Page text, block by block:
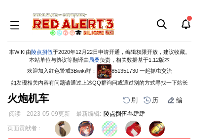
本WIKI由陵点捌伍于2020年12月22日申请开通，编辑权限开放，建议收藏。
本站单位与协议等翻译由 局桑负责，相关数据基于1.12版本
欢迎加入红色警戒3Bwiki群：
851351730 一起抓虫交流
如发现相关内容有问题请通过上述QQ群询问或通过别的方式寻找一下站长
火炮机车 刷 历 编
阅读 2023-05-09更新 最新编辑: 陵点捌伍叁肆肆
跳
跳
页面贡献者 :